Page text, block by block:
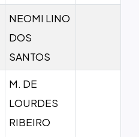
NEOMI LINO
DOS
SANTOS
M. DE
LOURDES
RIBEIRO